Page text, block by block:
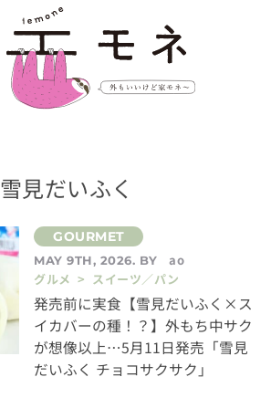
雪見だいふく
MAY 9TH, 2026. BY
ao
グルメ > スイーツ／パン
発売前に実食【雪見だいふく×ス
イカバーの種！？】外もち中サク
が想像以上…5月11日発売「雪見
だいふく チョコサクサク」